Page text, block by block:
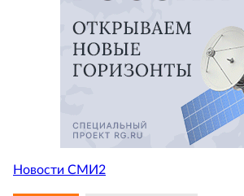
Новости СМИ2